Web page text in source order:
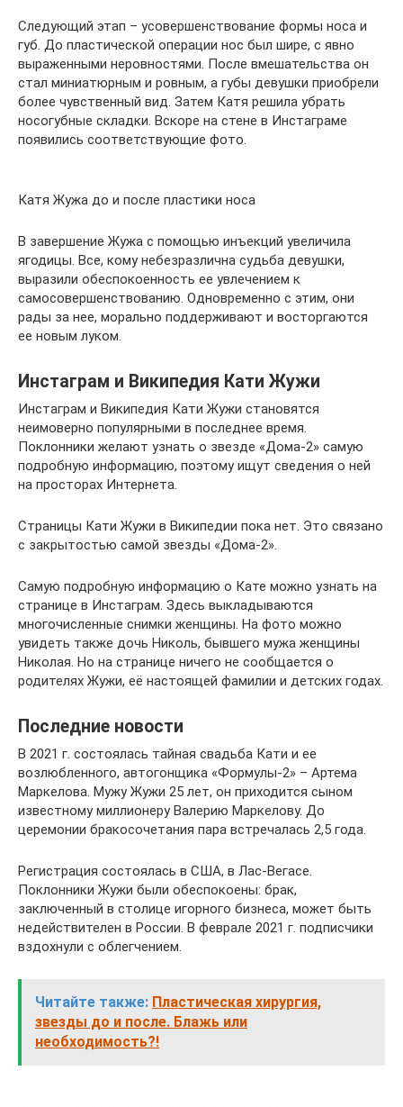
Следующий этап – усовершенствование формы носа и
губ. До пластической операции нос был шире, с явно
выраженными неровностями. После вмешательства он
стал миниатюрным и ровным, а губы девушки приобрели
более чувственный вид. Затем Катя решила убрать
носогубные складки. Вскоре на стене в Инстаграме
появились соответствующие фото.
Катя Жужа до и после пластики носа
В завершение Жужа с помощью инъекций увеличила
ягодицы. Все, кому небезразлична судьба девушки,
выразили обеспокоенность ее увлечением к
самосовершенствованию. Одновременно с этим, они
рады за нее, морально поддерживают и восторгаются
ее новым луком.
Инстаграм и Википедия Кати Жужи
Инстаграм и Википедия Кати Жужи становятся
неимоверно популярными в последнее время.
Поклонники желают узнать о звезде «Дома-2» самую
подробную информацию, поэтому ищут сведения о ней
на просторах Интернета.
Страницы Кати Жужи в Википедии пока нет. Это связано
с закрытостью самой звезды «Дома-2».
Самую подробную информацию о Кате можно узнать на
странице в Инстаграм. Здесь выкладываются
многочисленные снимки женщины. На фото можно
увидеть также дочь Николь, бывшего мужа женщины
Николая. Но на странице ничего не сообщается о
родителях Жужи, её настоящей фамилии и детских годах.
Последние новости
В 2021 г. состоялась тайная свадьба Кати и ее
возлюбленного, автогонщика «Формулы-2» – Артема
Маркелова. Мужу Жужи 25 лет, он приходится сыном
известному миллионеру Валерию Маркелову. До
церемонии бракосочетания пара встречалась 2,5 года.
Регистрация состоялась в США, в Лас-Вегасе.
Поклонники Жужи были обеспокоены: брак,
заключенный в столице игорного бизнеса, может быть
недействителен в России. В феврале 2021 г. подписчики
вздохнули с облегчением.
Читайте также: Пластическая хирургия,
звезды до и после. Блажь или
необходимость?!